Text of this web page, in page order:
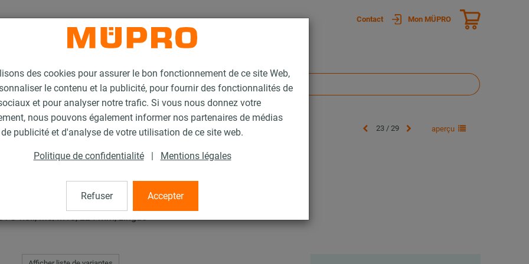
des cookies pour assurer le bon fonctionnement de ce site Web,
le contenu et la publicité, pour fournir des fonctionnalités de
et pour analyser notre trafic. Si vous nous donnez votre
nous pouvons également informer nos partenaires de médias
publicité et d'analyse de votre utilisation de ce site web.
Politique de confidentialité | Mentions légales
Refuser Accepter
Contact Mon MÜPRO
Collier SPIRO Type S 23 / 29 aperçu
noir, M8/M10, 224 mm, zingué